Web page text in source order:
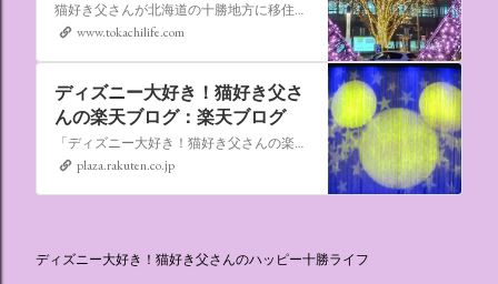
猫好き父さんが北海道の十勝地方に移住しました。なれない北海道の暮らしについてお伝えします。
www.tokachilife.com
ディズニー大好き！猫好き父さ
んの楽天ブログ：楽天ブログ
「ディズニー大好き！猫好き父さんの楽天ブログ」にようこそ！ いろんなブログサービスが廃止になるなか満を持して楽天ブログをはじめようと思います。 よろしくお願いいたします。
plaza.rakuten.co.jp
ディズニー大好き！猫好き父さんのハッピー十勝ライフ